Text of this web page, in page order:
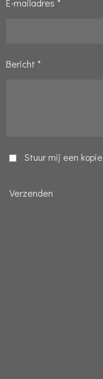
Bericht *
Stuur mij een kopie
Verzenden